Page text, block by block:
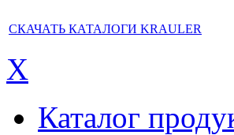
СКАЧАТЬ КАТАЛОГИ KRAULER
X
Каталог